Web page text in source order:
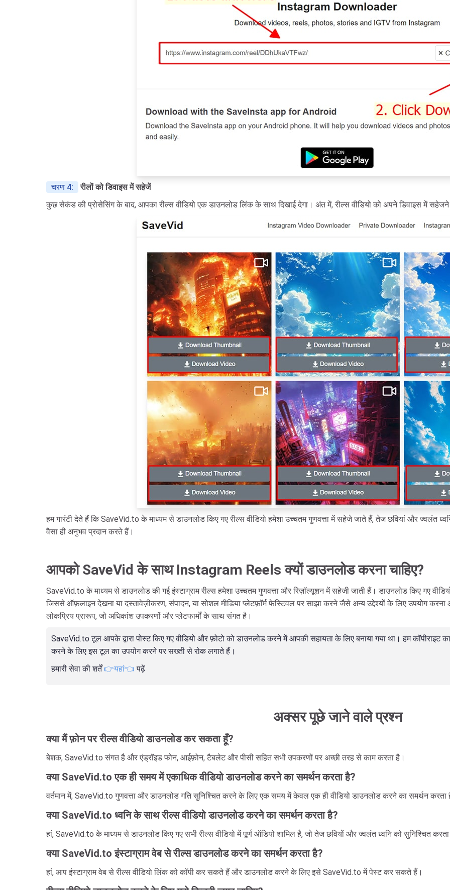
चरण 4:
रीलों को डिवाइस में सहेजें
कुछ सेकंड की प्रोसेसिंग के बाद, आपका रील्स वीडियो एक डाउनलोड लिंक के साथ दिखाई देगा। अंत में, रील्स वीडियो को अपने डिवाइस में
हम गारंटी देते हैं कि SaveVid.to के माध्यम से डाउनलोड किए गए रील्स वीडियो हमेशा उच्चतम गुणवत्ता में सहेजे जाते हैं, तेज छवियां और ज्वलंत
वैसा ही अनुभव प्रदान करते हैं।
आपको SaveVid के साथ Instagram Reels क्यों डाउनलोड करना चाहिए?
SaveVid.to के माध्यम से डाउनलोड की गई इंस्टाग्राम रील्स हमेशा उच्चतम गुणवत्ता और रिज़ॉल्यूशन में सहेजी जाती हैं। डाउनलोड किए गए
जिससे ऑफ़लाइन देखना या दस्तावेज़ीकरण, संपादन, या सोशल मीडिया प्लेटफ़ॉर्म फेस्टिवल पर साझा करने जैसे अन्य उद्देश्यों के लिए उपयोग
लोकप्रिय प्रारूप, जो अधिकांश उपकरणों और प्लेटफार्मों के साथ संगत है।
SaveVid.to टूल आपके द्वारा पोस्ट किए गए वीडियो और फ़ोटो को डाउनलोड करने में आपकी सहायता के लिए बनाया गया था। हम कॉपीराइट
करने के लिए इस टूल का उपयोग करने पर सख्ती से रोक लगाते हैं।
हमारी सेवा की शर्तें👉यहां👈 पढ़ें
अक्सर पूछे जाने वाले प्रश्न
क्या मैं फ़ोन पर रील्स वीडियो डाउनलोड कर सकता हूँ?
बेशक, SaveVid.to संगत है और एंड्रॉइड फोन, आईफ़ोन, टैबलेट और पीसी सहित सभी उपकरणों पर अच्छी तरह से काम करता है।
क्या SaveVid.to एक ही समय में एकाधिक वीडियो डाउनलोड करने का समर्थन करता है?
वर्तमान में, SaveVid.to गुणवत्ता और डाउनलोड गति सुनिश्चित करने के लिए एक समय में केवल एक ही वीडियो डाउनलोड करने का समर्थन करता
क्या SaveVid.to ध्वनि के साथ रील्स वीडियो डाउनलोड करने का समर्थन करता है?
हां, SaveVid.to के माध्यम से डाउनलोड किए गए सभी रील्स वीडियो में पूर्ण ऑडियो शामिल है, जो तेज छवियों और ज्वलंत ध्वनि को सुनिश्चित
क्या SaveVid.to इंस्टाग्राम वेब से रील्स डाउनलोड करने का समर्थन करता है?
हां, आप इंस्टाग्राम वेब से रील्स वीडियो लिंक को कॉपी कर सकते हैं और डाउनलोड करने के लिए इसे SaveVid.to में पेस्ट कर सकते हैं।